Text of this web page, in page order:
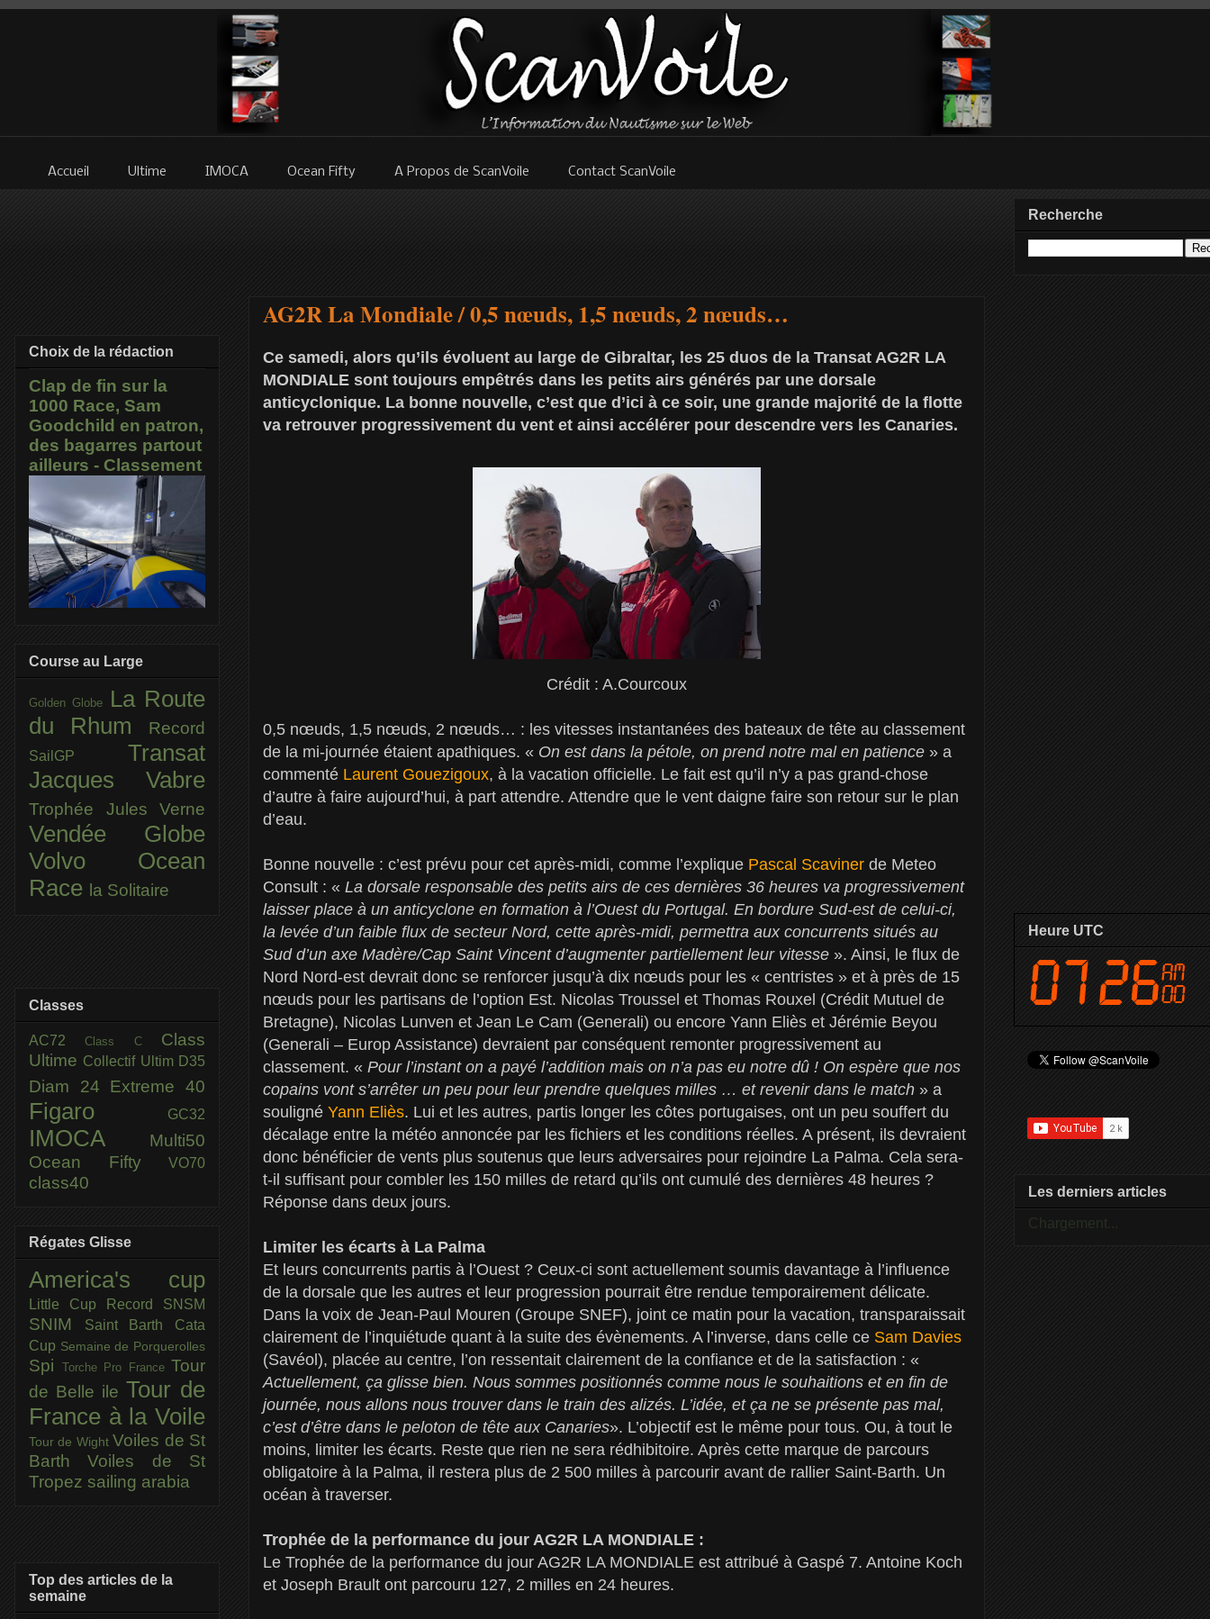
Accueil Ultime IMOCA Ocean Fifty A Propos de ScanVoile Contact ScanVoile
AG2R La Mondiale / 0,5 nœuds, 1,5 nœuds, 2 nœuds…
Ce samedi, alors qu’ils évoluent au large de Gibraltar, les 25 duos de la Transat AG2R LA
MONDIALE sont toujours empêtrés dans les petits airs générés par une dorsale
anticyclonique. La bonne nouvelle, c’est que d’ici à ce soir, une grande majorité de la flotte
va retrouver progressivement du vent et ainsi accélérer pour descendre vers les Canaries.
Crédit : A.Courcoux
0,5 nœuds, 1,5 nœuds, 2 nœuds… : les vitesses instantanées des bateaux de tête au classement
de la mi-journée étaient apathiques. « On est dans la pétole, on prend notre mal en patience » a
commenté Laurent Gouezigoux, à la vacation officielle. Le fait est qu’il n’y a pas grand-chose
d’autre à faire aujourd’hui, à part attendre. Attendre que le vent daigne faire son retour sur le plan
d’eau.
Bonne nouvelle : c’est prévu pour cet après-midi, comme l’explique Pascal Scaviner de Meteo
Consult : « La dorsale responsable des petits airs de ces dernières 36 heures va progressivement
laisser place à un anticyclone en formation à l’Ouest du Portugal. En bordure Sud-est de celui-ci,
la levée d’un faible flux de secteur Nord, cette après-midi, permettra aux concurrents situés au
Sud d’un axe Madère/Cap Saint Vincent d’augmenter partiellement leur vitesse ». Ainsi, le flux de
Nord Nord-est devrait donc se renforcer jusqu’à dix nœuds pour les « centristes » et à près de 15
nœuds pour les partisans de l’option Est. Nicolas Troussel et Thomas Rouxel (Crédit Mutuel de
Bretagne), Nicolas Lunven et Jean Le Cam (Generali) ou encore Yann Eliès et Jérémie Beyou
(Generali – Europ Assistance) devraient par conséquent remonter progressivement au
classement. « Pour l’instant on a payé l’addition mais on n’a pas eu notre dû ! On espère que nos
copains vont s’arrêter un peu pour leur prendre quelques milles … et revenir dans le match » a
souligné Yann Eliès. Lui et les autres, partis longer les côtes portugaises, ont un peu souffert du
décalage entre la météo annoncée par les fichiers et les conditions réelles. A présent, ils devraient
donc bénéficier de vents plus soutenus que leurs adversaires pour rejoindre La Palma. Cela sera-
t-il suffisant pour combler les 150 milles de retard qu’ils ont cumulé des dernières 48 heures ?
Réponse dans deux jours.
Limiter les écarts à La Palma
Et leurs concurrents partis à l’Ouest ? Ceux-ci sont actuellement soumis davantage à l’influence
de la dorsale que les autres et leur progression pourrait être rendue temporairement délicate.
Dans la voix de Jean-Paul Mouren (Groupe SNEF), joint ce matin pour la vacation, transparaissait
clairement de l’inquiétude quant à la suite des évènements. A l’inverse, dans celle ce Sam Davies
(Savéol), placée au centre, l’on ressentait clairement de la confiance et de la satisfaction : «
Actuellement, ça glisse bien. Nous sommes positionnés comme nous le souhaitions et en fin de
journée, nous allons nous trouver dans le train des alizés. L’idée, et ça ne se présente pas mal,
c’est d’être dans le peloton de tête aux Canaries». L’objectif est le même pour tous. Ou, à tout le
moins, limiter les écarts. Reste que rien ne sera rédhibitoire. Après cette marque de parcours
obligatoire à la Palma, il restera plus de 2 500 milles à parcourir avant de rallier Saint-Barth. Un
océan à traverser.
Trophée de la performance du jour AG2R LA MONDIALE :
Le Trophée de la performance du jour AG2R LA MONDIALE est attribué à Gaspé 7. Antoine Koch
et Joseph Brault ont parcouru 127, 2 milles en 24 heures.
Choix de la rédaction
Clap de fin sur la
1000 Race, Sam
Goodchild en patron,
des bagarres partout
ailleurs - Classement
Course au Large
Golden Globe
La Route
du Rhum
Record
SailGP Transat
Jacques Vabre
Trophée Jules Verne
Vendée Globe
Volvo Ocean
Race la Solitaire
Classes
AC72Class C Class
Ultime Collectif Ultim D35
Diam 24 Extreme 40
Figaro GC32
IMOCA
Multi50
Ocean Fifty
VO70
class40
Régates Glisse
America's cup
Little Cup Record SNSM
SNIM
Saint Barth Cata
Cup Semaine de Porquerolles
Spi Torche Pro France Tour
de Belle ile Tour de
France à la Voile
Tour de Wight Voiles de St
BarthVoiles de St
Tropez sailing arabia
Top des articles de la
semaine
Recherche
Heure UTC
Les derniers articles
Chargement...